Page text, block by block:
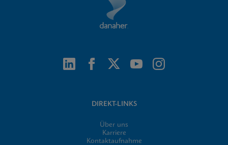
DIREKT-LINKS
Über uns
Karriere
Kontaktaufnahme